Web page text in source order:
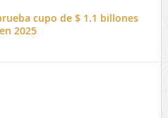
cupo de $ 1.1 billones
2025